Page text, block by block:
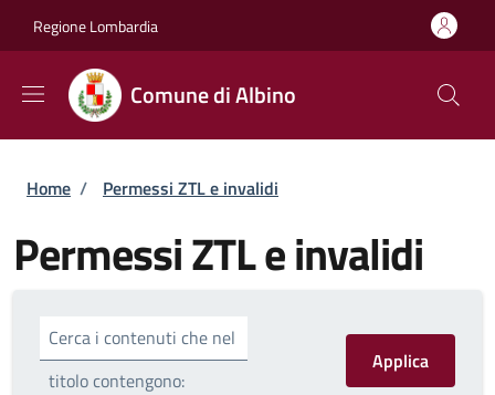
Regione Lombardia
Comune di Albino
Briciole di pane
Home / Permessi ZTL e invalidi
Permessi ZTL e invalidi
Cerca i contenuti che nel
titolo contengono: